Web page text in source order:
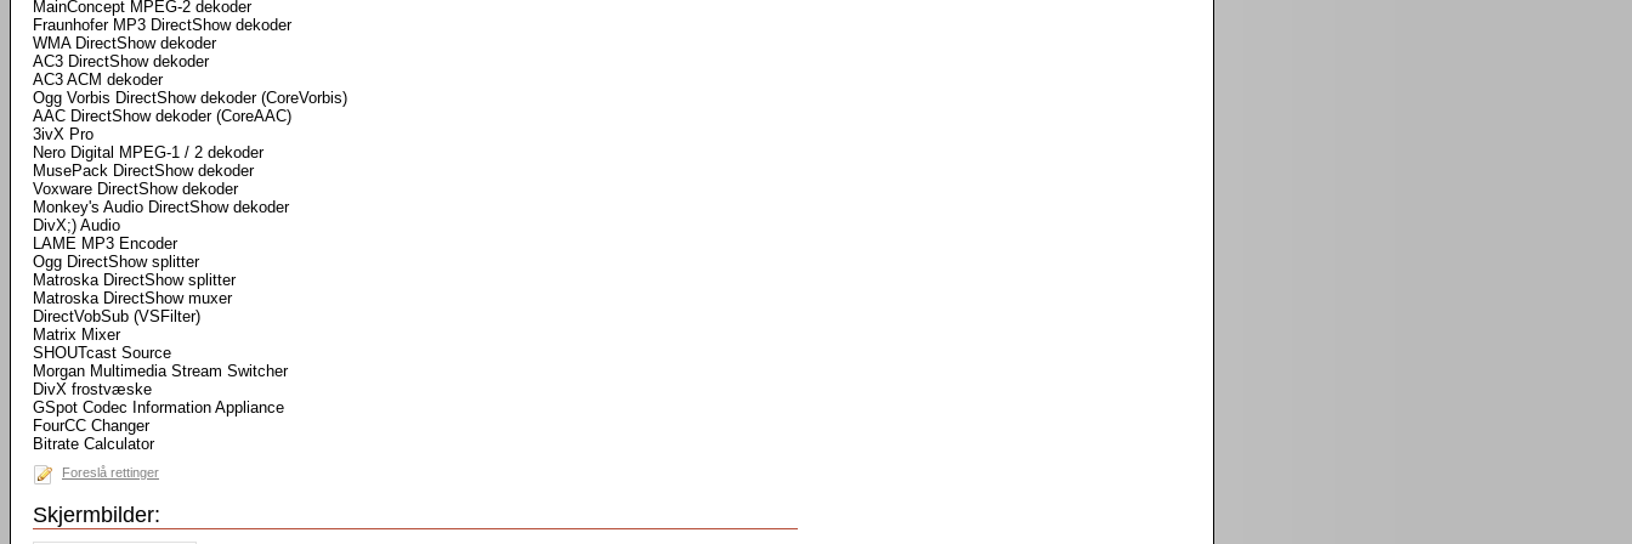
MainConcept MPEG-2 dekoder
Fraunhofer MP3 DirectShow dekoder
WMA DirectShow dekoder
AC3 DirectShow dekoder
AC3 ACM dekoder
Ogg Vorbis DirectShow dekoder (CoreVorbis)
AAC DirectShow dekoder (CoreAAC)
3ivX Pro
Nero Digital MPEG-1 / 2 dekoder
MusePack DirectShow dekoder
Voxware DirectShow dekoder
Monkey's Audio DirectShow dekoder
DivX;) Audio
LAME MP3 Encoder
Ogg DirectShow splitter
Matroska DirectShow splitter
Matroska DirectShow muxer
DirectVobSub (VSFilter)
Matrix Mixer
SHOUTcast Source
Morgan Multimedia Stream Switcher
DivX frostvæske
GSpot Codec Information Appliance
FourCC Changer
Bitrate Calculator
Foreslå rettinger
Skjermbilder: